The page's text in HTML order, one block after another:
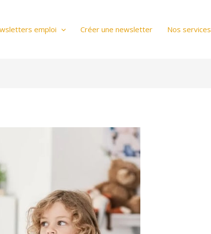
emploi Créer une newsletter Nos services